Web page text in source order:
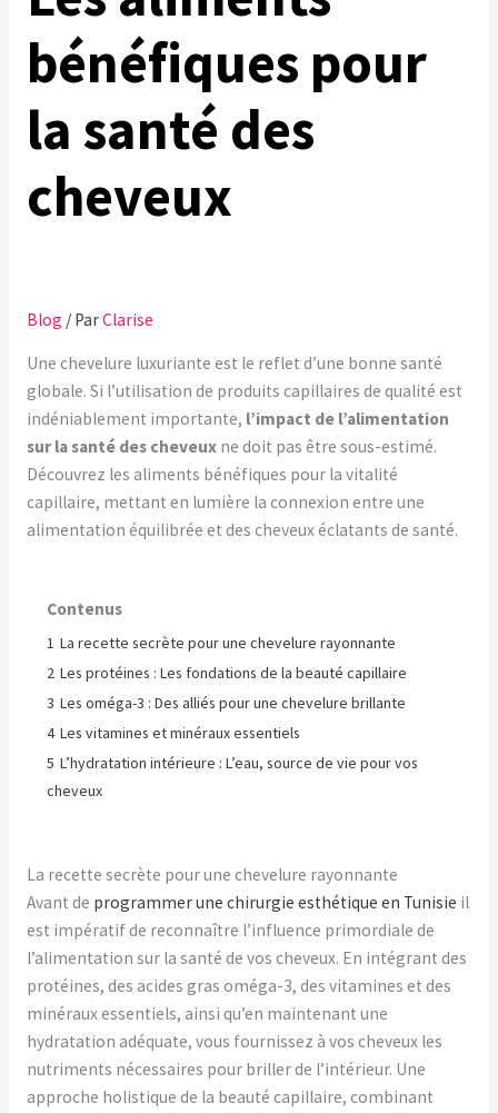
bénéfiques pour
la santé des
cheveux
Blog / ParClarise
Une chevelure luxuriante est le reflet d’une bonne santé
globale. Si l’utilisation de produits capillaires de qualité est
indéniablement importante, l’impact de l’alimentation
sur la santé des cheveuxne doit pas être sous-estimé.
Découvrez les aliments bénéfiques pour la vitalité
capillaire, mettant en lumière la connexion entre une
alimentation équilibrée et des cheveux éclatants de santé.
Contenus
1 La recette secrète pour une chevelure rayonnante
2 Les protéines : Les fondations de la beauté capillaire
3 Les oméga-3 : Des alliés pour une chevelure brillante
4 Les vitamines et minéraux essentiels
5 L’hydratation intérieure : L’eau, source de vie pour vos
cheveux
La recette secrète pour une chevelure rayonnante
Avant de programmer une chirurgie esthétique en Tunisie il
est impératif de reconnaître l’influence primordiale de
l’alimentation sur la santé de vos cheveux. En intégrant des
protéines, des acides gras oméga-3, des vitamines et des
minéraux essentiels, ainsi qu’en maintenant une
hydratation adéquate, vous fournissez à vos cheveux les
nutriments nécessaires pour briller de l’intérieur. Une
approche holistique de la beauté capillaire, combinant